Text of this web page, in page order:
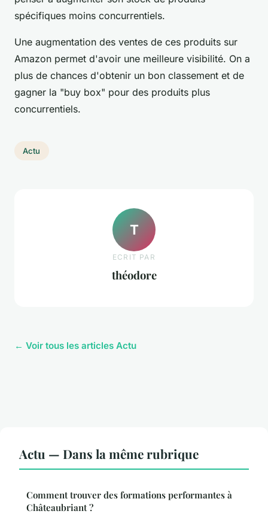
spécifiques moins concurrentiels.
Une augmentation des ventes de ces produits sur
Amazon permet d'avoir une meilleure visibilité. On a
plus de chances d'obtenir un bon classement et de
gagner la "buy box" pour des produits plus
concurrentiels.
Actu
T
ECRIT PAR
théodore
← Voir tous les articles Actu
Actu — Dans la même rubrique
Comment trouver des formations performantes à
Châteaubriant ?